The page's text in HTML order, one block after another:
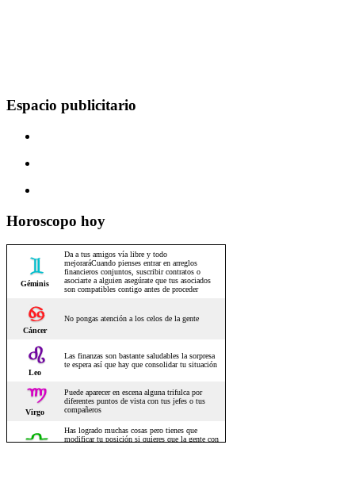
Espacio publicitario
Horoscopo hoy